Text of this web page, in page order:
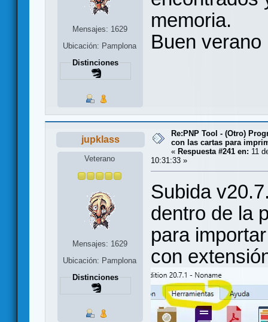
Mensajes: 1629
Ubicación: Pamplona
Distinciones
memoria.
Buen verano
jupklass
Veterano
Mensajes: 1629
Ubicación: Pamplona
Distinciones
Re:PNP Tool - (Otro)
con las cartas para
« Respuesta #241 en: 11
10:31:33 »
Subida
dentro de la
para
con